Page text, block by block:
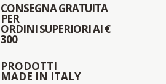
CONSEGNA GRATUITA
PER
ORDINI SUPERIORI AI €
300
PRODOTTI
MADE IN ITALY